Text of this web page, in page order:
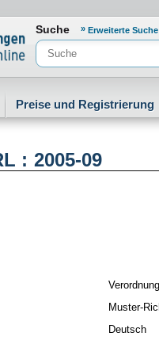
Suche Erweiterte Suche
Preise und Registrierung
: 2005-09
Verordnung
Muster-
Deutsch